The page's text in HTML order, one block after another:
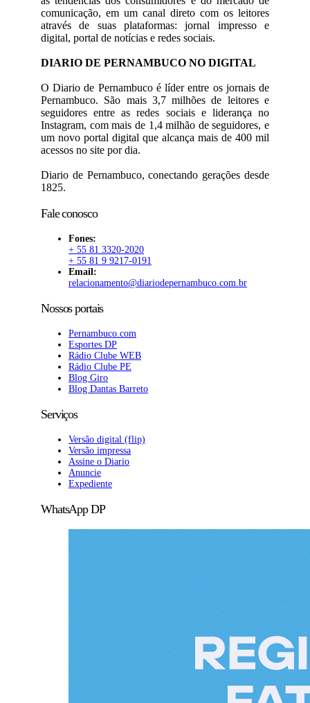
comunicação, em um canal direto com os leitores
através de suas plataformas: jornal impresso e
digital, portal de notícias e redes sociais.
DIARIO DE PERNAMBUCO NO DIGITAL
O Diario de Pernambuco é líder entre os jornais de
Pernambuco. São mais 3,7 milhões de leitores e
seguidores entre as redes sociais e liderança no
Instagram, com mais de 1,4 milhão de seguidores, e
um novo portal digital que alcança mais de 400 mil
acessos no site por dia.
Diario de Pernambuco, conectando gerações desde
1825.
Fale conosco
Fones:
+ 55 81 3320-2020
+ 55 81 9 9217-0191
Email:
relacionamento@diariodepernambuco.com.br
Nossos portais
Pernambuco.com
Esportes DP
Rádio Clube WEB
Rádio Clube PE
Blog Giro
Blog Dantas Barreto
Serviços
Versão digital (flip)
Versão impressa
Assine o Diario
Anuncie
Expediente
WhatsApp DP